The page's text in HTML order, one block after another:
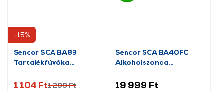
-15%
Sencor SCA BA89
Tartalékfúvóka
1 104 Ft1 299 Ft
Sencor SCA BA40FC
Alkoholszonda
19 999 Ft